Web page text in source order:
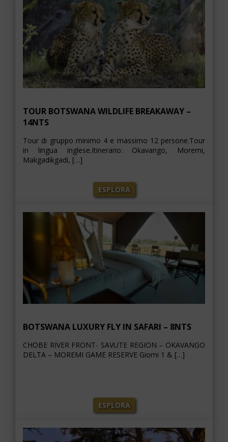
TOUR BOTSWANA WILDLIFE BREAKAWAY –
14NTS
Tour di gruppo minimo 4 e massimo 12 persone.Tour
in lingua inglese.Itinerario: Okavango, Moremi,
Makgadikgadi, […]
ESPLORA
BOTSWANA LUXURY FLY IN SAFARI – 8NTS
CHOBE RIVER FRONT- SAVUTE REGION – OKAVANGO
DELTA – MOREMI GAME RESERVE Giorni 1 & […]
ESPLORA